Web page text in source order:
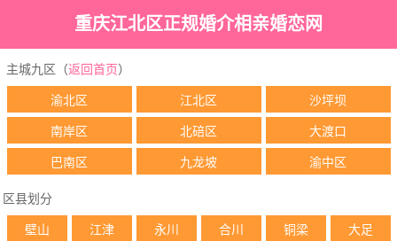
重庆江北区正规婚介相亲婚恋网
主城九区（返回首页 ）
渝北区 江北区 沙坪坝
南岸区 北碚区 大渡口
巴南区 九龙坡 渝中区
区县划分
壁山 江津 永川 合川 铜梁 大足